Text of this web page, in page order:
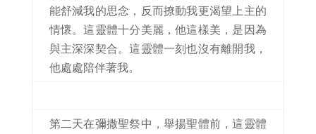
能舒減我的思念，反而撩動我更渴望上主的
情懷。這靈體十分美麗，他這樣美，是因為
與主深深契合。這靈體一刻也沒有離開我，
他處處陪伴著我。
第二天在彌撒聖祭中，舉揚聖體前，這靈體